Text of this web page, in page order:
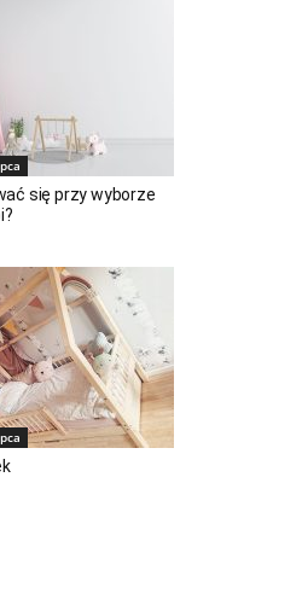
się przy wyborze